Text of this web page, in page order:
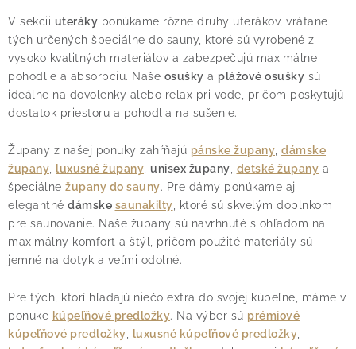
c
i
e
p
r
v
k
y
v
ý
p
i
s
á
n
k
o
v
a
i
e
V sekcii uteráky ponúkame rôzne druhy uterákov, vrátane
tých určených špeciálne do sauny, ktoré sú vyrobené z
vysoko kvalitných materiálov a zabezpečujú maximálne
pohodlie a absorpciu. Naše osušky a plážové osušky sú
ideálne na dovolenky alebo relax pri vode, pričom poskytujú
dostatok priestoru a pohodlia na sušenie.
Župany z našej ponuky zahŕňajú pánske župany dámske
župany
luxusné župany unisex župany detské župany a
špeciálne župany do sauny. Pre dámy ponúkame aj
elegantné dámske saunakilty , ktoré sú skvelým doplnkom
pre saunovanie. Naše župany sú navrhnuté s ohľadom na
maximálny komfort a štýl, pričom použité materiály sú
jemné na dotyk a veľmi odolné.
Pre tých, ktorí hľadajú niečo extra do svojej kúpeľne, máme v
ponuke kúpeľňové predložky. Na výber sú prémiové
kúpeľňové predložky
luxusné kúpeľňové predložky